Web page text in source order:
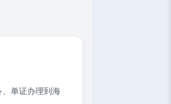
、单证办理到海